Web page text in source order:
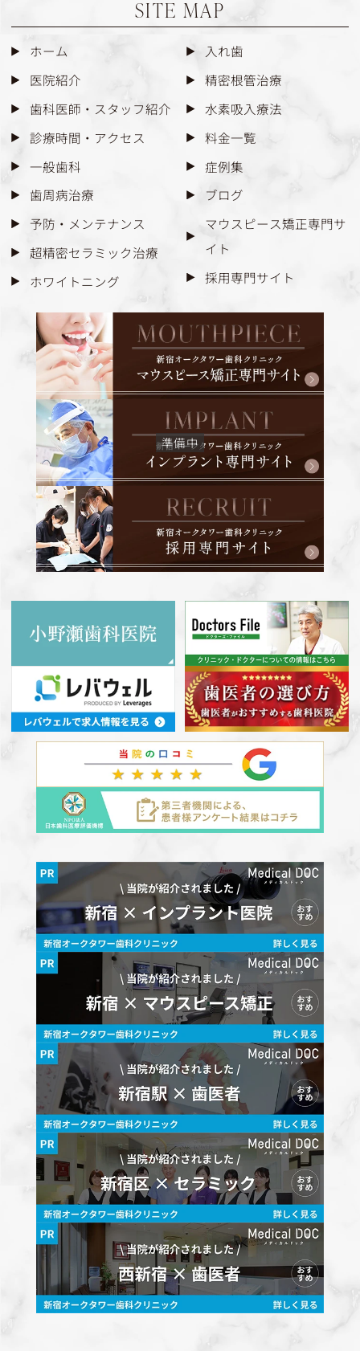
SITE MAP
ホーム
医院紹介
歯科医師・スタッフ紹介
診療時間・アクセス
一般歯科
歯周病治療
予防・メンテナンス
超精密セラミック治療
ホワイトニング
入れ歯
精密根管治療
水素吸入療法
料金一覧
症例集
ブログ
マウスピース矯正専門サ
イト
採用専門サイト